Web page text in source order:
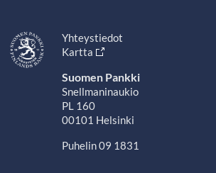
Yhteystiedot
Kartta
Suomen Pankki
Snellmaninaukio
PL 160
00101 Helsinki
Puhelin 09 1831